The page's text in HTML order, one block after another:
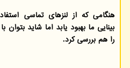
هنگامی که از لنزهای تماسی
بینایی ما بهبود یابد اما شاید بتوان
را هم بررسی کرد.